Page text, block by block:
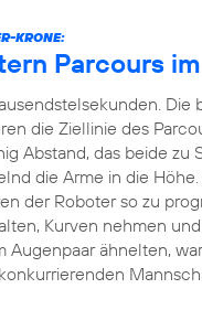
KRONE:
Parcours
die Ziellinie des
Abstand, das beide zu
die Arme in die
der Roboter so zu
Kurven nehmen
Augenpaar ähnelten,